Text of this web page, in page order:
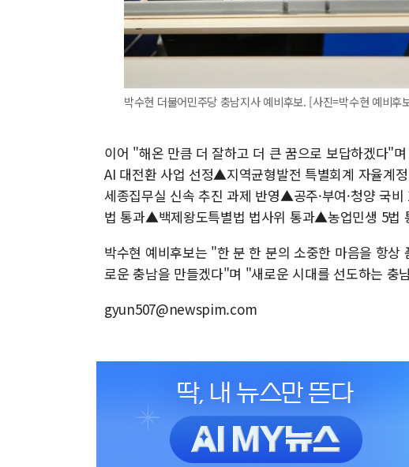
박수현 더불어민주당 충남지사 예비후보. [사진=박수현 예
이어 "해온 만큼 더 잘하고 더 큰 꿈으로 보답하겠다"
AI 대전환 사업 선정▲지역균형발전 특별회계 자율계
세종집무실 신속 추진 과제 반영▲공주·부여·청양 국
법 통과▲백제왕도특별법 법사위 통과▲농업민생 5법
박수현 예비후보는 "한 분 한 분의 소중한 마음을 항
로운 충남을 만들겠다"며 "새로운 시대를 선도하는 충
gyun507@newspim.com